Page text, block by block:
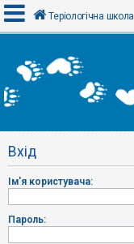
х
і
Р
є
т
р
а
Теріологічна школа
Вхід
Ім'я користувача:
Пароль: